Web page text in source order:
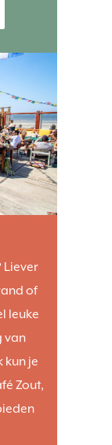
Liever
of
leuke
van
kun je
Zout,